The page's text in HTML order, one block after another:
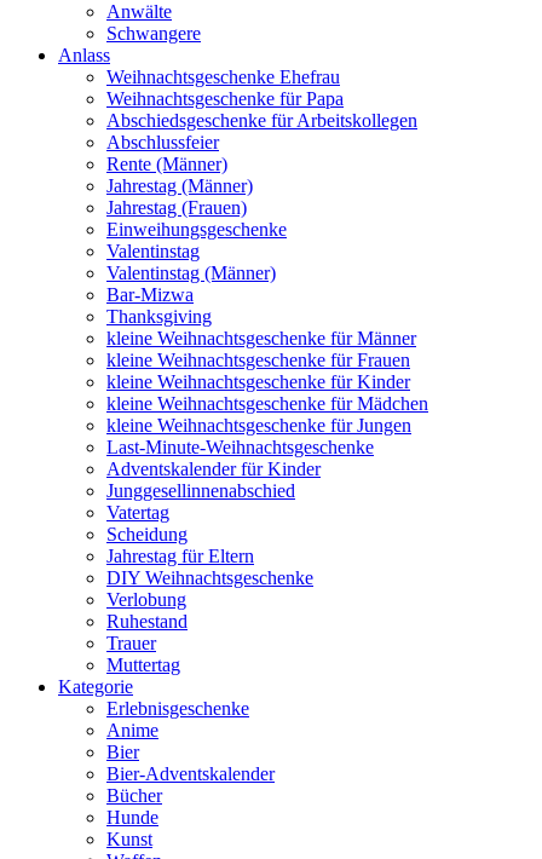
Anwälte
Schwangere
Anlass
Weihnachtsgeschenke Ehefrau
Weihnachtsgeschenke für Papa
Abschiedsgeschenke für Arbeitskollegen
Abschlussfeier
Rente (Männer)
Jahrestag (Männer)
Jahrestag (Frauen)
Einweihungsgeschenke
Valentinstag
Valentinstag (Männer)
Bar-Mizwa
Thanksgiving
kleine Weihnachtsgeschenke für Männer
kleine Weihnachtsgeschenke für Frauen
kleine Weihnachtsgeschenke für Kinder
kleine Weihnachtsgeschenke für Mädchen
kleine Weihnachtsgeschenke für Jungen
Last-Minute-Weihnachtsgeschenke
Adventskalender für Kinder
Junggesellinnenabschied
Vatertag
Scheidung
Jahrestag für Eltern
DIY Weihnachtsgeschenke
Verlobung
Ruhestand
Trauer
Muttertag
Kategorie
Erlebnisgeschenke
Anime
Bier
Bier-Adventskalender
Bücher
Hunde
Kunst